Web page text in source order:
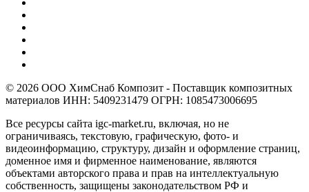
© 2026 ООО ХимСнаб Композит - Поставщик композитных
материалов ИНН: 5409231479 ОГРН: 1085473006695
Все ресурсы сайта igc-market.ru, включая, но не
ограничиваясь, текстовую, графическую, фото- и
видеоинформацию, структуру, дизайн и оформление страниц,
доменное имя и фирменное наименование, являются
объектами авторского права и прав на интеллектуальную
собственность, защищены законодательством РФ и